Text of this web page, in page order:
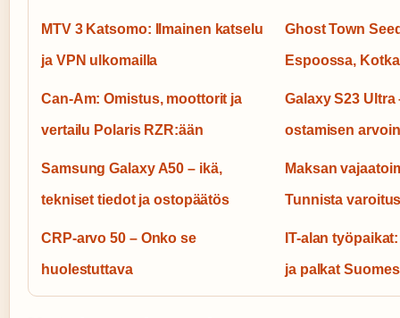
MTV 3 Katsomo: Ilmainen katselu
ja VPN ulkomailla
Ghost Town
Espoossa,
Can-Am: Omistus, moottorit ja
vertailu Polaris RZR:ään
Galaxy S23 Ultra
ostamisen
Samsung Galaxy A50 – ikä,
tekniset tiedot ja ostopäätös
Maksan
Tunnista
CRP-arvo 50 – Onko se
huolestuttava
IT-alan
ja palkat